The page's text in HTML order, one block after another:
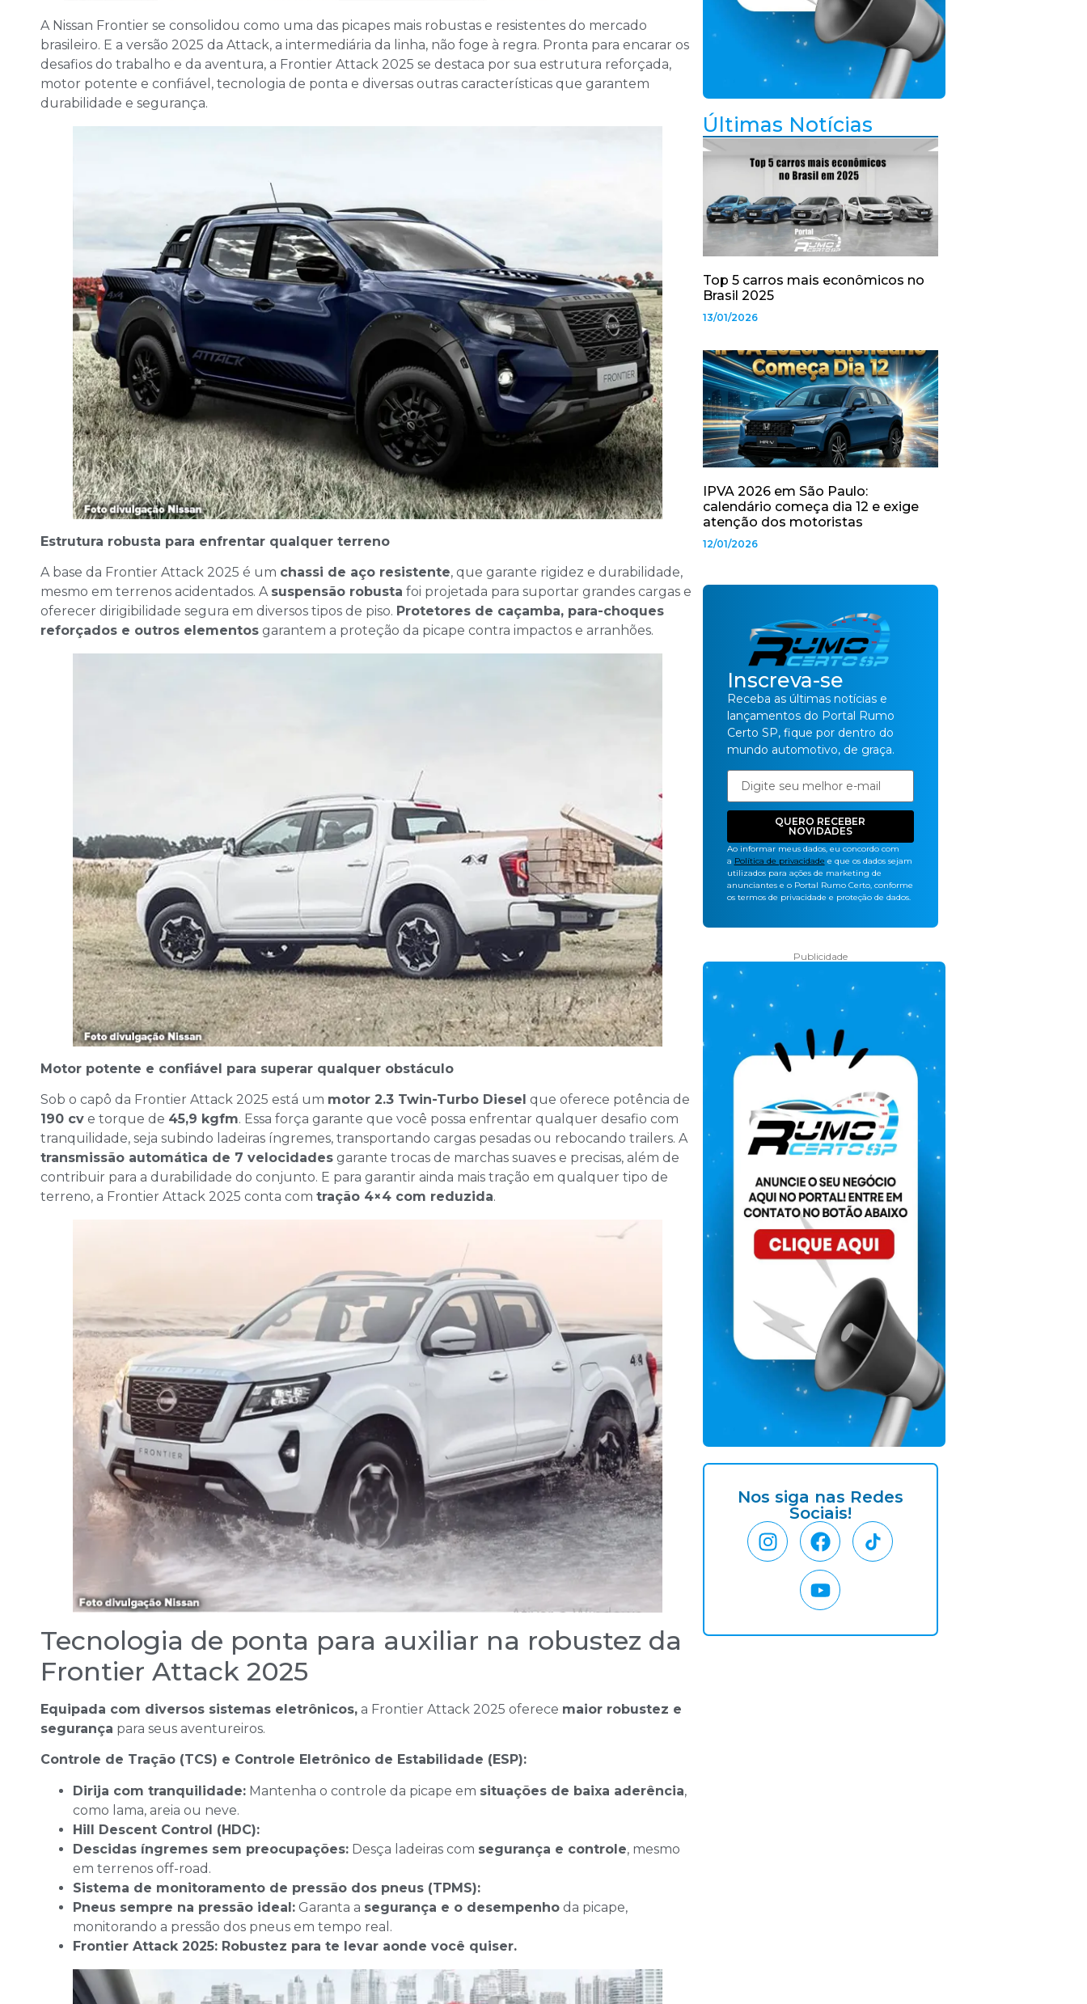
A Nissan Frontier se consolidou como uma das picapes mais robustas e resistentes do mercado
brasileiro. E a versão 2025 da Attack, a intermediária da linha, não foge à regra. Pronta para encarar os
desafios do trabalho e da aventura, a Frontier Attack 2025 se destaca por sua estrutura reforçada,
motor potente e confiável, tecnologia de ponta e diversas outras características que garantem
durabilidade e segurança.
Estrutura robusta para enfrentar qualquer terreno
A base da Frontier Attack 2025 é um chassi de aço resistente, que garante rigidez e durabilidade,
mesmo em terrenos acidentados. A suspensão robusta foi projetada para suportar grandes cargas e
oferecer dirigibilidade segura em diversos tipos de piso. Protetores de caçamba, para-choques
reforçados e outros elementos garantem a proteção da picape contra impactos e arranhões.
Motor potente e confiável para superar qualquer obstáculo
Sob o capô da Frontier Attack 2025 está um motor 2.3 Twin-Turbo Diesel que oferece potência de
190 cv e torque de 45,9 kgfm. Essa força garante que você possa enfrentar qualquer desafio com
tranquilidade, seja subindo ladeiras íngremes, transportando cargas pesadas ou rebocando trailers. A
transmissão automática de 7 velocidades garante trocas de marchas suaves e precisas, além de
contribuir para a durabilidade do conjunto. E para garantir ainda mais tração em qualquer tipo de
terreno, a Frontier Attack 2025 conta com tração 4×4 com reduzida.
Tecnologia de ponta para auxiliar na robustez da
Frontier Attack 2025
Equipada com diversos sistemas eletrônicos, a Frontier Attack 2025 oferece maior robustez e
segurança para seus aventureiros.
Controle de Tração (TCS) e Controle Eletrônico de Estabilidade (ESP):
Dirija com tranquilidade: Mantenha o controle da picape em situações de baixa aderência,
como lama, areia ou neve.
Hill Descent Control (HDC):
Descidas íngremes sem preocupações: Desça ladeiras com segurança e controle, mesmo
em terrenos off-road.
Sistema de monitoramento de pressão dos pneus (TPMS):
Pneus sempre na pressão ideal: Garanta a segurança e o desempenho da picape,
monitorando a pressão dos pneus em tempo real.
Frontier Attack 2025: Robustez para te levar aonde você quiser.
Últimas Notícias
Top 5 carros mais econômicos no
Brasil 2025
13/01/2026
IPVA 2026 em São Paulo:
calendário começa dia 12 e exige
atenção dos motoristas
12/01/2026
Inscreva-se
Receba as últimas notícias e
lançamentos do Portal Rumo
Certo SP, fique por dentro do
mundo automotivo, de graça.
QUERO RECEBER
NOVIDADES
Ao informar meus dados, eu concordo com
a Política de privacidade e que os dados sejam
utilizados para ações de marketing de
anunciantes e o Portal Rumo Certo, conforme
os termos de privacidade e proteção de dados.
Publicidade
Nos siga nas Redes
Sociais!